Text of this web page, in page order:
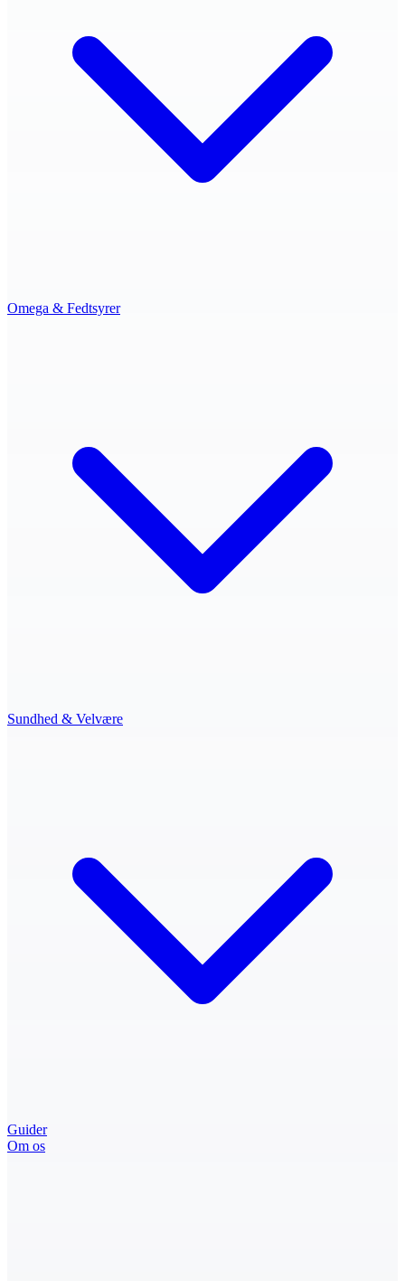
Omega & Fedtsyrer
Sundhed & Velvære
Guider
Om os